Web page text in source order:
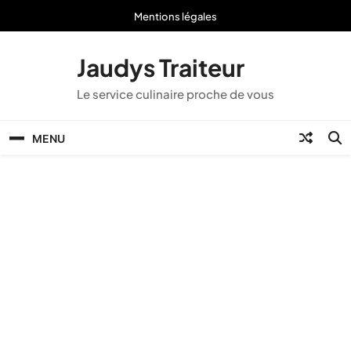
Mentions légales
Jaudys Traiteur
Le service culinaire proche de vous
MENU